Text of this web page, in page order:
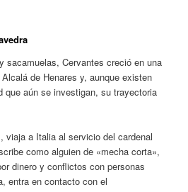
sacamuelas, Cervantes creció en una
de Henares y, aunque existen
que aún se investigan, su trayectoria
a Italia al servicio del cardenal
como alguien de «mecha corta»,
dinero y conflictos con personas
entra en contacto con el